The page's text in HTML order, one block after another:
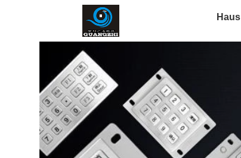
Haus